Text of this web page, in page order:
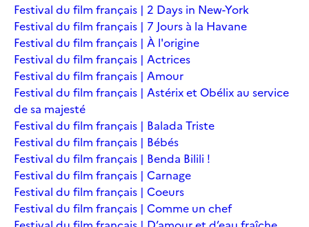
Festival du film français | 2 Days in New-York
Festival du film français | 7 Jours à la Havane
Festival du film français | À l'origine
Festival du film français | Actrices
Festival du film français | Amour
Festival du film français | Astérix et Obélix au service
de sa majesté
Festival du film français | Balada Triste
Festival du film français | Bébés
Festival du film français | Benda Bilili !
Festival du film français | Carnage
Festival du film français | Coeurs
Festival du film français | Comme un chef